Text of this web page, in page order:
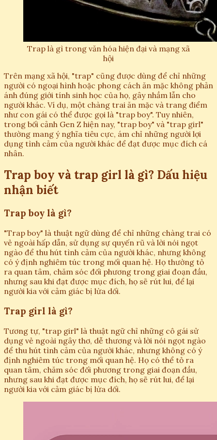
Trap là gì trong văn hóa hiện đại và mạng xã
hội
Trên mạng xã hội, "trap" cũng được dùng để chỉ những
người có ngoại hình hoặc phong cách ăn mặc không phản
ánh đúng giới tính sinh học của họ, gây nhầm lẫn cho
người khác. Ví dụ, một chàng trai ăn mặc và trang điểm
như con gái có thể được gọi là "trap boy". Tuy nhiên,
trong bối cảnh Gen Z hiện nay, "trap boy" và "trap girl"
thường mang ý nghĩa tiêu cực, ám chỉ những người lợi
dụng tình cảm của người khác để đạt được mục đích cá
nhân.
Trap boy và trap girl là gì? Dấu hiệu
nhận biết
Trap boy là gì?
"Trap boy" là thuật ngữ dùng để chỉ những chàng trai có
vẻ ngoài hấp dẫn, sử dụng sự quyến rũ và lời nói ngọt
ngào để thu hút tình cảm của người khác, nhưng không
có ý định nghiêm túc trong mối quan hệ. Họ thường tỏ
ra quan tâm, chăm sóc đối phương trong giai đoạn đầu,
nhưng sau khi đạt được mục đích, họ sẽ rút lui, để lại
người kia với cảm giác bị lừa dối.
Trap girl là gì?
Tương tự, "trap girl" là thuật ngữ chỉ những cô gái sử
dụng vẻ ngoài ngây thơ, dễ thương và lời nói ngọt ngào
để thu hút tình cảm của người khác, nhưng không có ý
định nghiêm túc trong mối quan hệ. Họ có thể tỏ ra
quan tâm, chăm sóc đối phương trong giai đoạn đầu,
nhưng sau khi đạt được mục đích, họ sẽ rút lui, để lại
người kia với cảm giác bị lừa dối.